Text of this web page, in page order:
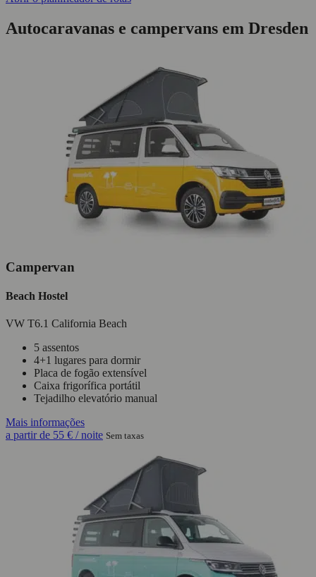
Autocaravanas e campervans em Dresden
Campervan
Beach Hostel
VW T6.1 California Beach
5 assentos
4+1 lugares para dormir
Placa de fogão extensível
Caixa frigorífica portátil
Tejadilho elevatório manual
Mais informações
a partir de 55 € / noite Sem taxas